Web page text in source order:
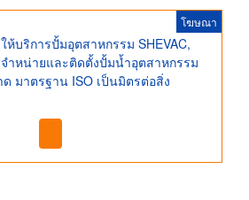
โฆษณา
บริการปั้มอุตสาหกรรม SHEVAC,
จำหน่ายและติดตั้งปั้มน้ำอุตสาหกรรม
มาตรฐาน ISO เป็นมิตรต่อสิ่ง